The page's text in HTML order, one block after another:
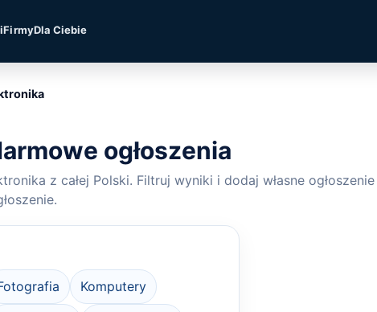
FirmyDla Ciebie
ogłoszenia
z całej Polski. Filtruj wyniki i dodaj własne
Komputery